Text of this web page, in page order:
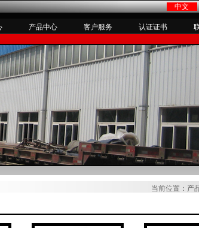
中文
产品中心 客户服务 认证证书
当前位置：产